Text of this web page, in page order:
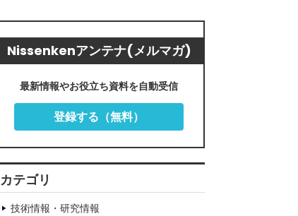
Nissenkenアンテナ(メルマガ)
最新情報やお役立ち資料を自動受信
登録する（無料）
カテゴリ
技術情報・研究情報